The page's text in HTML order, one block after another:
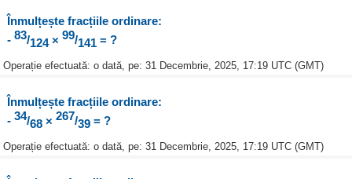
Înmulțește fracțiile ordinare:
- 83/124 × 99/141 = ?
Operație efectuată: o dată, pe: 31 Decembrie, 2025, 17:19 UTC (GMT)
Înmulțește fracțiile ordinare:
- 34/68× 267/39= ?
Operație efectuată: o dată, pe: 31 Decembrie, 2025, 17:19 UTC (GMT)